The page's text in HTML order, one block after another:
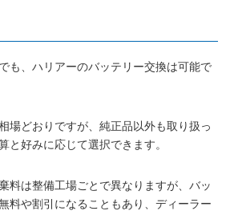
も、ハリアーのバッテリー交換は可能で
場どおりですが、純正品以外も取り扱っ
と好みに応じて選択できます。
料は整備工場ごとで異なりますが、バッ
料や割引になることもあり、ディーラー